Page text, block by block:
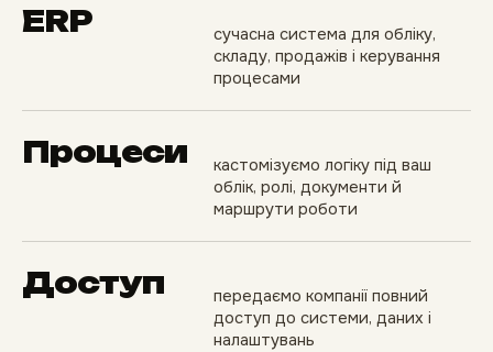
ERP
сучасна система для обліку,
складу, продажів і керування
процесами
Процеси
кастомізуємо логіку під ваш
облік, ролі, документи й
маршрути роботи
Доступ
передаємо компанії повний
доступ до системи, даних і
налаштувань